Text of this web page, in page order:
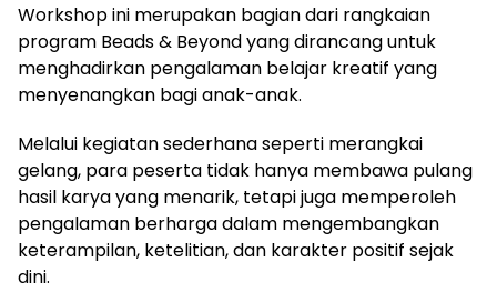
Workshop ini merupakan bagian dari rangkaian
program Beads & Beyond yang dirancang untuk
menghadirkan pengalaman belajar kreatif yang
menyenangkan bagi anak-anak.
Melalui kegiatan sederhana seperti merangkai
gelang, para peserta tidak hanya membawa pulang
hasil karya yang menarik, tetapi juga memperoleh
pengalaman berharga dalam mengembangkan
keterampilan, ketelitian, dan karakter positif sejak
dini.